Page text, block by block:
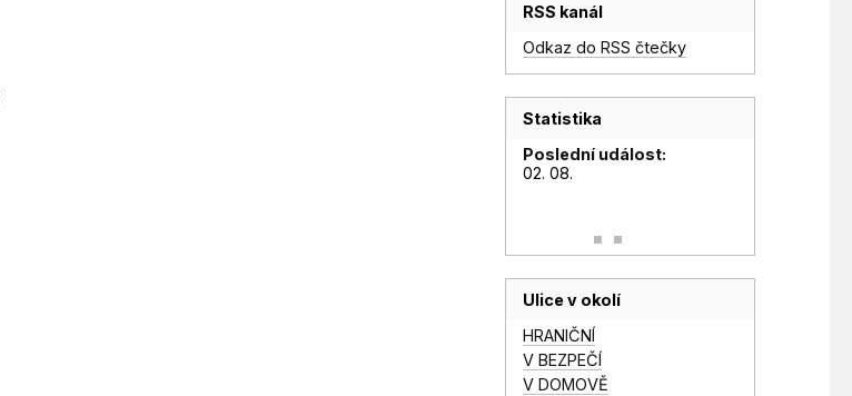
RSS kanál
Odkaz do RSS čtečky
Statistika
Poslední událost:
02. 08.
Ulice v okolí
HRANIČNÍ
V BEZPEČÍ
V DOMOVĚ